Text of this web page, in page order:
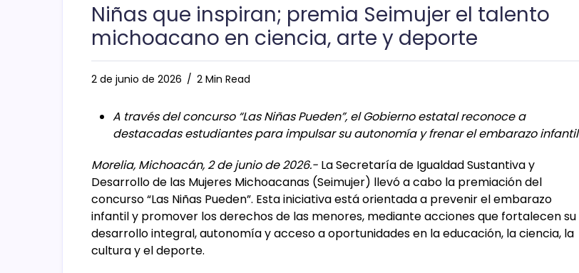
Niñas que inspiran; premia Seimujer el talento
michoacano en ciencia, arte y deporte
2 de junio de 2026 2 Min Read
A través del concurso “Las Niñas Pueden”, el Gobierno estatal reconoce a
destacadas estudiantes para impulsar su autonomía y frenar el embarazo infantil
Morelia, Michoacán, 2 de junio de 2026.- La Secretaría de Igualdad Sustantiva y
Desarrollo de las Mujeres Michoacanas (Seimujer) llevó a cabo la premiación del
concurso “Las Niñas Pueden”. Esta iniciativa está orientada a prevenir el embarazo
infantil y promover los derechos de las menores, mediante acciones que fortalecen su
desarrollo integral, autonomía y acceso a oportunidades en la educación, la ciencia, la
cultura y el deporte.